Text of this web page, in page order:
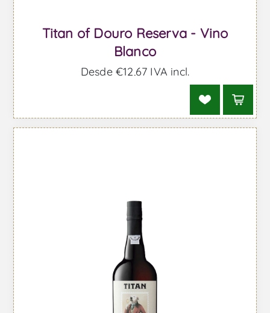
Titan of Douro Reserva - Vino
Blanco
Desde €12,67 IVA incl.